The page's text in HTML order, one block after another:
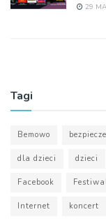
29
Tagi
Bemowo
dla dzieci dzieci
Facebook
Internet koncert